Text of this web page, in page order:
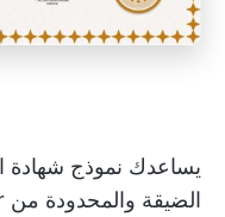
يساعدك نموذج شهادة